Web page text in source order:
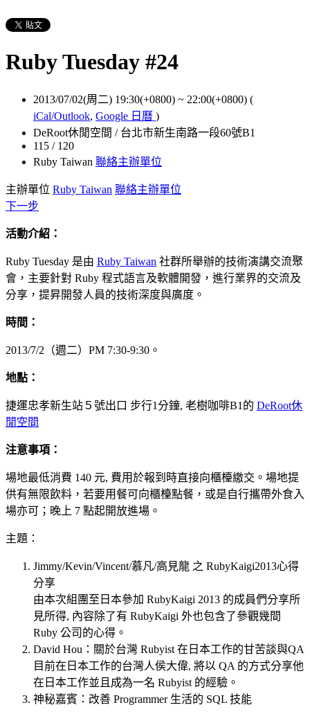
Ruby Tuesday #24
2013/07/02(周二) 19:30(+0800) ~ 22:00(+0800) (
iCal/Outlook, Google 日曆 )
DeRoot休閒空間 / 台北市新生南路一段60號B1
115 / 120
Ruby Taiwan 聯絡主辦單位
主辦單位 Ruby Taiwan 聯絡主辦單位
下一步
活動介紹：
Ruby Tuesday 是由 Ruby Taiwan 社群所舉辦的技術演講交流聚
會，主要針對 Ruby 程式語言及軟體開發，進行業界的交流及
分享，提昇開發人員的技術深度與廣度。
時間：
2013/7/2（週二）PM 7:30-9:30。
地點：
捷運忠孝新生站５號出口 步行1分鐘, 老樹咖啡B1的 DeRoot休
閒空間
注意事項：
場地最低消費 140 元, 費用於報到時直接向櫃檯繳交。場地提
供有無限飲料，若要用餐可向櫃檯點餐，或是自行攜帶外食入
場亦可；晚上 7 點起開放進場。
主題：
Jimmy/Kevin/Vincent/慕凡/高見龍 之 RubyKaigi2013心得
分享
由本次組團至日本參加 RubyKaigi 2013 的成員們分享所
見所得, 內容除了有 RubyKaigi 外也包含了參觀幾間
Ruby 公司的心得。
David Hou：關於台灣 Rubyist 在日本工作的甘苦談與QA
目前在日本工作的台灣人侯大偉, 將以 QA 的方式分享他
在日本工作並且成為一名 Rubyist 的經驗。
神秘嘉賓：改善 Programmer 生活的 SQL 技能